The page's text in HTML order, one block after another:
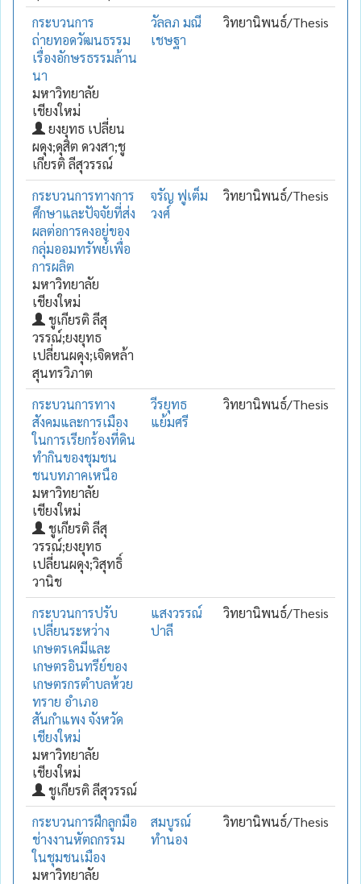
กระบวนการ
ถ่ายทอดวัฒนธรรม
เรื่องอักษรธรรมล้าน
นา
มหาวิทยาลัย
เชียงใหม่
ยงยุทธ เปลี่ยน
ผดุง;ดุสิต ดวงสา;ชู
เกียรติ ลีสุวรรณ์
วัลลภ มณี
เชษฐา
วิทยานิพนธ์/Thesis
กระบวนการทางการ
ศึกษาและปัจจัยที่ส่ง
ผลต่อการคงอยู่ของ
กลุ่มออมทรัพย์เพื่อ
การผลิต
มหาวิทยาลัย
เชียงใหม่
ชูเกียรติ ลีสุ
วรรณ์;ยงยุทธ
เปลี่ยนผดุง;เจิดหล้า
สุนทรวิภาต
จรัญ ฟูเต็ม
วงศ์
วิทยานิพนธ์/Thesis
กระบวนการทาง
สังคมและการเมือง
ในการเรียกร้องที่ดิน
ทำกินของชุมชน
ชนบทภาคเหนือ
มหาวิทยาลัย
เชียงใหม่
ชูเกียรติ ลีสุ
วรรณ์;ยงยุทธ
เปลี่ยนผดุง;วิสุทธิ์
วานิช
วีรยุทธ
แย้มศรี
วิทยานิพนธ์/Thesis
กระบวนการปรับ
เปลี่ยนระหว่าง
เกษตรเคมีและ
เกษตรอินทรีย์ของ
เกษตรกรตำบลห้วย
ทราย อำเภอ
สันกำแพง จังหวัด
เชียงใหม่
มหาวิทยาลัย
เชียงใหม่
ชูเกียรติ ลีสุวรรณ์
แสงวรรณ์
ปาลี
วิทยานิพนธ์/Thesis
กระบวนการฝึกลูกมือ
ช่างงานหัตถกรรม
ในชุมชนเมือง
มหาวิทยาลัย
สมบูรณ์
ทำนอง
วิทยานิพนธ์/Thesis